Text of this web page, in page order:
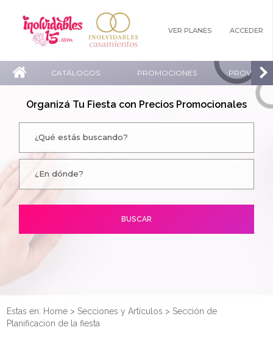
VER PLANES ACCEDER
CATÁLOGOS PROMOCIONES
Organizá Tu Fiesta con Precios Promocionales
Estas en: Home > Secciones y Artículos > Sección de
Planificacion de la fiesta